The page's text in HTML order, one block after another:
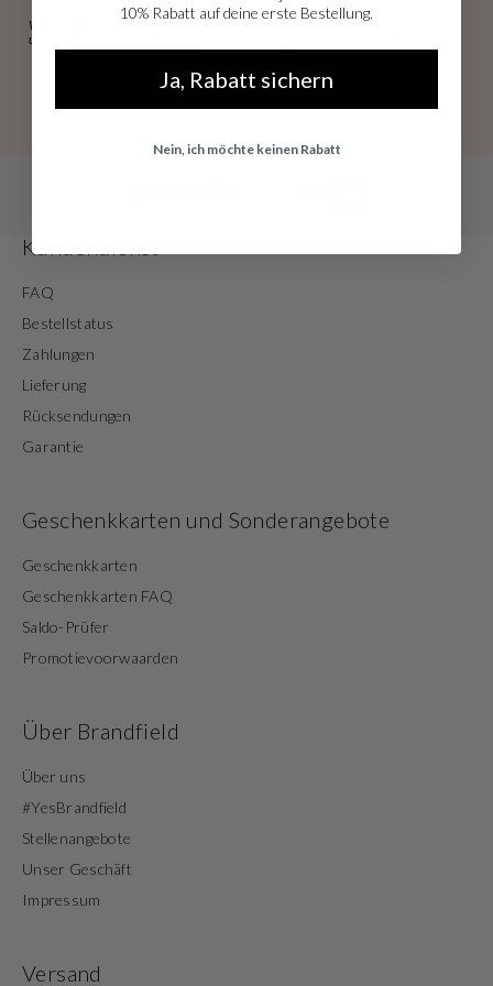
Weitere Informationen darüber, wie wir Ihre Daten verarbeiten, finden Sie in
unserer
Kundendienst
FAQ
Bestellstatus
Zahlungen
Lieferung
Rücksendungen
Garantie
Geschenkkarten und Sonderangebote
Geschenkkarten
Geschenkkarten FAQ
Saldo-Prüfer
Promotievoorwaarden
Über Brandfield
Über uns
#YesBrandfield
Stellenangebote
Unser Geschäft
Impressum
Versand
10% Rabatt auf deine erste Bestellung.
Ja, Rabatt sichern
Nein, ich möchte keinen Rabatt